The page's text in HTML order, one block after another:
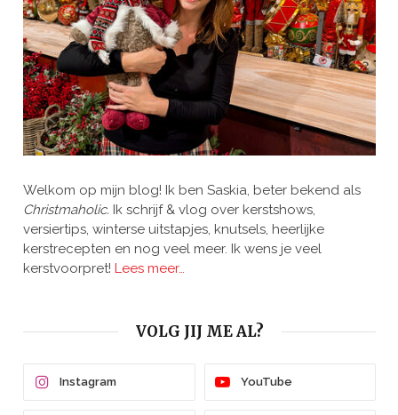
Welkom op mijn blog! Ik ben Saskia, beter bekend als
Christmaholic. Ik schrijf & vlog over kerstshows,
versiertips, winterse uitstapjes, knutsels, heerlijke
kerstrecepten en nog veel meer. Ik wens je veel
kerstvoorpret! Lees meer…
VOLG JIJ ME AL?
Instagram YouTube